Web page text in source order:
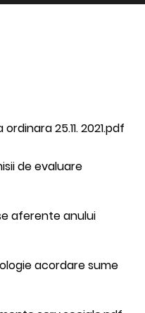
25.11. 2021.pdf
de evaluare
aferente anului
acordare sume